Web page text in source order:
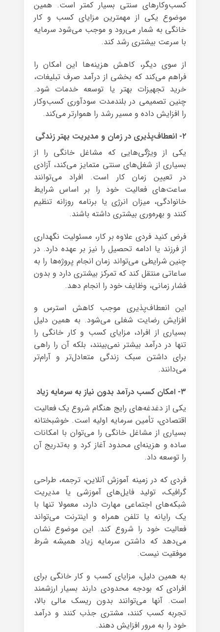
کسب‌وکارهای سنتی بسیار کمتر است. همین
موضوع یکی از مهمترین مزایای کسب و کار
خانگی به شمار می‌رود و موجب می‌شود سرمایه
با سرعت بیشتری رشد کند.
از سوی دیگر، کاهش هزینه‌ها این امکان را
فراهم می‌کند که بخشی از درآمد صرف تبلیغات،
خرید تجهیزات بهتر یا توسعه خدمات شود.
چنین تصمیمی در بلندمدت سودآوری کسب‌وکار
را افزایش داده و مسیر رشد را هموارتر می‌کند.
۲- انعطاف‌پذیری در زمان و مدیریت بهتر زندگی
یکی از ویژگی‌هایی که مشاغل خانگی را از
بسیاری از شغل‌های سنتی متمایز می‌کند، آزادی
در تعیین زمان کار است. افراد می‌توانند
ساعت‌های فعالیت خود را بر اساس شرایط
خانوادگی، میزان انرژی یا برنامه روزانه تنظیم
کنند و بهره‌وری بیشتری داشته باشند.
فرض کنید فردی علاوه بر کار، مسئولیت نگهداری
از فرزند یا ادامه تحصیل را نیز بر عهده دارد. در
چنین شرایطی می‌تواند زمان انجام پروژه‌ها را به
ساعاتی منتقل کند که تمرکز بیشتری دارد و بدون
فشار زمانی، وظایف خود را انجام دهد.
این انعطاف‌پذیری موجب کاهش استرس و
افزایش رضایت شغلی می‌شود. به همین دلیل
بسیاری از افراد، مزایای کسب و کار خانگی را
تنها در درآمد بیشتر نمی‌بینند، بلکه آن را راهی
برای داشتن سبک زندگی متعادل‌تر و آرام‌تر
می‌دانند.
۳- امکان کسب درآمد بدون نیاز به سرمایه زیاد
یکی از دغدغه‌های رایج هنگام شروع یک فعالیت
اقتصادی، تأمین سرمایه اولیه است. خوشبختانه
بسیاری از مشاغل خانگی را می‌توان با امکانات
ساده و هزینه‌ای محدود آغاز کرد و به‌تدریج آن
را توسعه داد.
فردی که در زمینه آموزش آنلاین، ترجمه، طراحی
گرافیک، تولید فایل‌های آموزشی یا مدیریت
شبکه‌های اجتماعی مهارت دارد، معمولا تنها با
یک رایانه یا تلفن همراه و اینترنت می‌تواند
فعالیت خود را شروع کند. این موضوع نشان
می‌دهد که داشتن سرمایه زیاد همیشه شرط
موفقیت نیست.
به همین دلیل، مزایای کسب و کار خانگی برای
افرادی که بودجه محدودی دارند بسیار ارزشمند
است. آنها می‌توانند بدون ریسک مالی بالا،
تجربه کسب کنند، مشتری جذب کنند و درآمد
خود را به مرور افزایش دهند.